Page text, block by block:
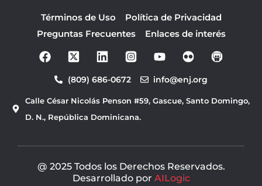
Términos de Uso
Política de Privacidad
Preguntas Frecuentes
Enlaces de interés
F
a
b
o
o
o
t
b
(809) 686-0672 info@enj.org
Calle César Nicolás Penson #59, Gascue, Santo Domingo,
D. N., República Dominicana.
@ 2025 Todos los Derechos Reservados.
Desarrollado por AILogic